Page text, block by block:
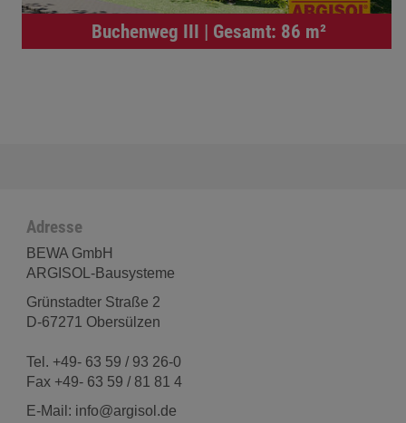
Buchenweg III | Gesamt: 86 m²
Adresse
BEWA GmbH
ARGISOL-Bausysteme
Grünstadter Straße 2
D-67271 Obersülzen
Tel. +49- 63 59 / 93 26-0
Fax +49- 63 59 / 81 81 4
E-Mail: info@argisol.de